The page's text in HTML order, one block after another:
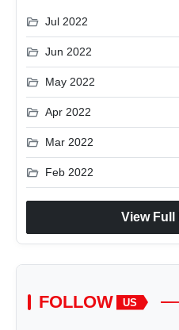
folder_open Jul 2022
folder_open Jun 2022
folder_open May 2022
folder_open Apr 2022
folder_open Mar 2022
folder_open Feb 2022
View Full
FOLLOW US